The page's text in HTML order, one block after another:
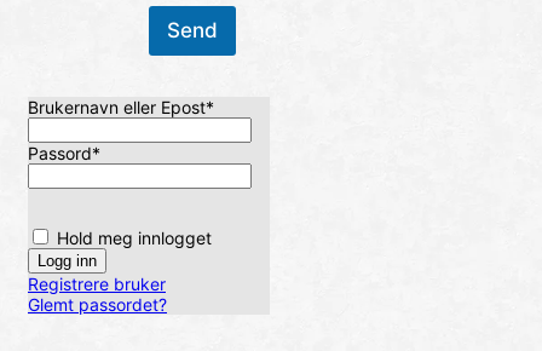
Brukernavn eller Epost*
Passord*
Hold meg innlogget
Registrere bruker
Glemt passordet?
Send